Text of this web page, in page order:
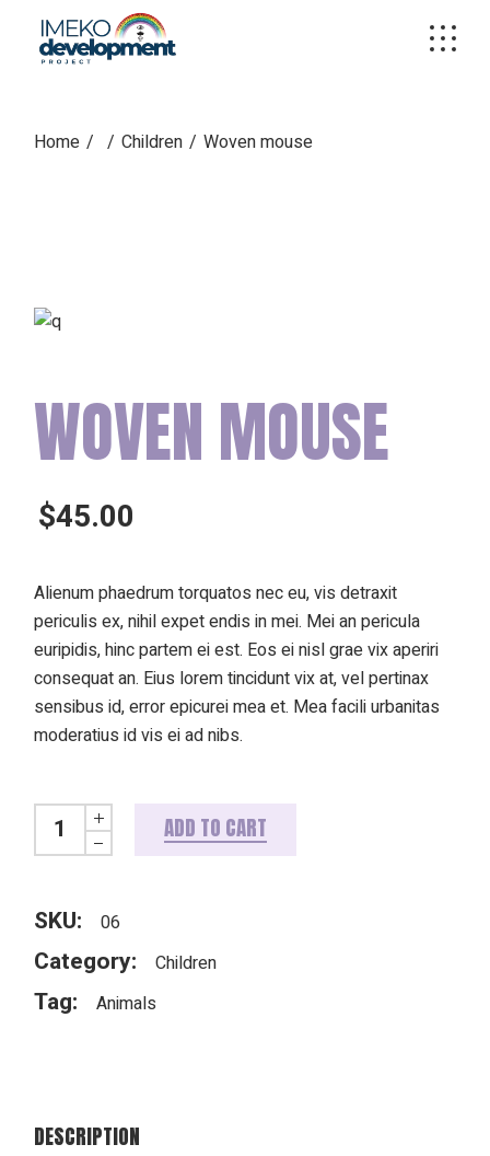
content
Home Children Woven mouse
WOVEN MOUSE
$45.00
Alienum phaedrum torquatos nec eu, vis detraxit
periculis ex, nihil expet endis in mei. Mei an pericula
euripidis, hinc partem ei est. Eos ei nisl grae vix aperiri
consequat an. Eius lorem tincidunt vix at, vel pertinax
sensibus id, error epicurei mea et. Mea facili urbanitas
moderatius id vis ei ad nibs.
Woven mouse quantity
ADD TO CART
SKU: 06
Category: Children
Tag: Animals
DESCRIPTION